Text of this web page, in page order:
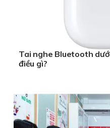
Tai nghe Bluetooth
điều gì?